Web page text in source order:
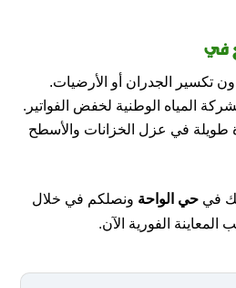
في
تكسير الجدران أو الأرضيات.
المياه الوطنية لخفض الفواتير.
طويلة في عزل الخزانات والأسطح
في حي الواحة ونصلكم في خلال